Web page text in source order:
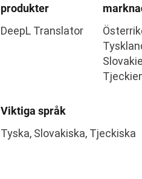
produkter
DeepL Translator
Viktiga språk
Tyska, Slovakiska, Tjeckiska